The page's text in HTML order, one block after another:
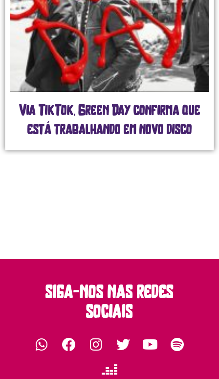
TikTok, Green Day confirma que
trabalhando em novo disco
siga-nos nas redes
sociais